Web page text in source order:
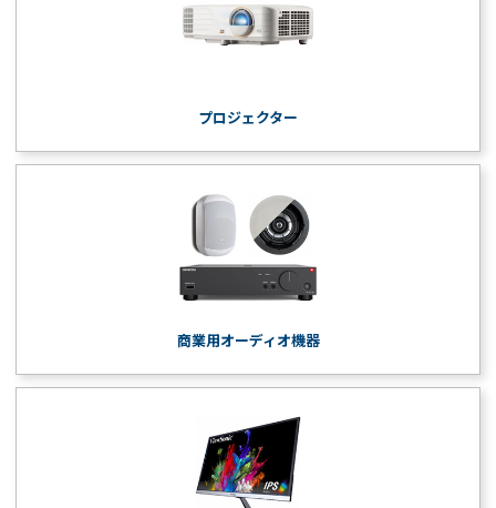
プロジェクター
商業用オーディオ機器